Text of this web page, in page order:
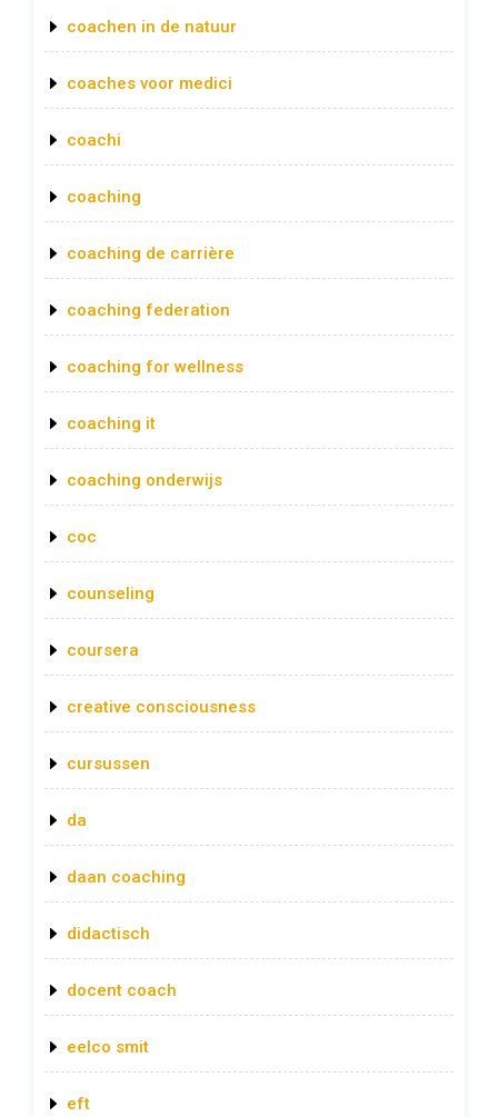
coachen in de natuur
coaches voor medici
coachi
coaching
coaching de carrière
coaching federation
coaching for wellness
coaching it
coaching onderwijs
coc
counseling
coursera
creative consciousness
cursussen
da
daan coaching
didactisch
docent coach
eelco smit
eft